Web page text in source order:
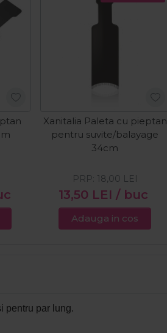
Xanitalia Paleta cu pieptan
pentru suvite/balayage
34cm
13,50 LEI / buc
PRP: 18,00 LEI
Adauga in cos
pentru par lung.